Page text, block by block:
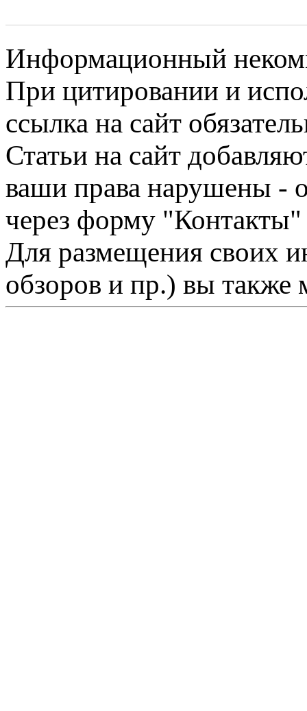
Информационный
При цитировании и
ссылка на сайт
Статьи на сайт
ваши права нарушены -
через форму "Контакты"
Для размещения своих
обзоров и пр.) вы также